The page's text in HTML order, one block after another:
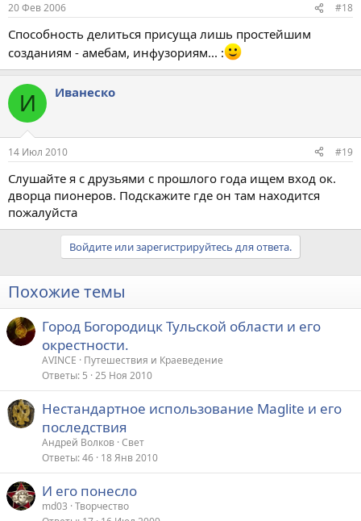
20 Фев 2006 #18
Способность делиться присуща лишь простейшим
созданиям - амебам, инфузориям... :
И Иванеско
14 Июл 2010 #19
Слушайте я с друзьями с прошлого года ищем вход ок.
дворца пионеров. Подскажите где он там находится
пожалуйста
Войдите или зарегистрируйтесь для ответа.
Похожие темы
Город Богородицк Тульской области и его
окрестности.
AVINCE
Путешествия и Краеведение
Ответы 5 25 Ноя 2010
Нестандартное использование Maglite и его
последствия
Андрей Волков Свет
Ответы 46 18 Янв 2010
И его понесло
md03 Творчество